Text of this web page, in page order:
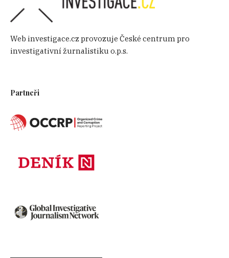
Web investigace.cz provozuje České centrum pro
investigativní žurnalistiku o.p.s.
Partneři